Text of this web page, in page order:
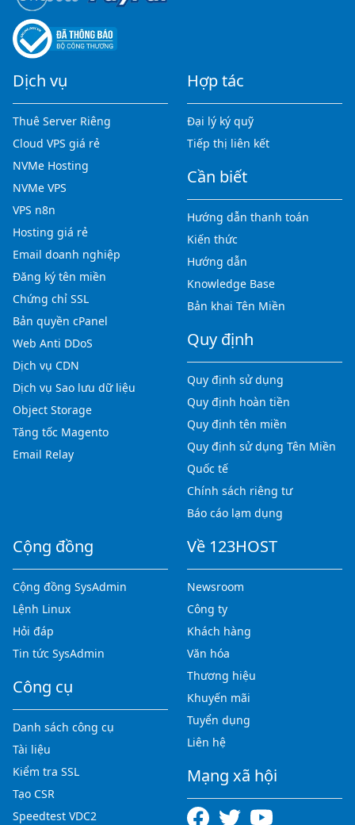
Dịch vụ
Thuê Server Riêng
Cloud VPS giá rẻ
NVMe Hosting
NVMe VPS
VPS n8n
Hosting giá rẻ
Email doanh nghiệp
Đăng ký tên miền
Chứng chỉ SSL
Bản quyền cPanel
Web Anti DDoS
Dịch vụ CDN
Dịch vụ Sao lưu dữ liệu
Object Storage
Tăng tốc Magento
Email Relay
Hợp tác
Đại lý ký quỹ
Tiếp thị liên kết
Cần biết
Hướng dẫn thanh toán
Kiến thức
Hướng dẫn
Knowledge Base
Bản khai Tên Miền
Quy định
Quy định sử dụng
Quy định hoàn tiền
Quy định tên miền
Quy định sử dụng Tên Miền
Quốc tế
Chính sách riêng tư
Báo cáo lạm dụng
Cộng đồng
Cộng đồng SysAdmin
Lệnh Linux
Hỏi đáp
Tin tức SysAdmin
Công cụ
Danh sách công cụ
Tài liệu
Kiểm tra SSL
Tạo CSR
Speedtest VDC2
Về 123HOST
Newsroom
Công ty
Khách hàng
Văn hóa
Thương hiệu
Khuyến mãi
Tuyển dụng
Liên hệ
Mạng xã hội